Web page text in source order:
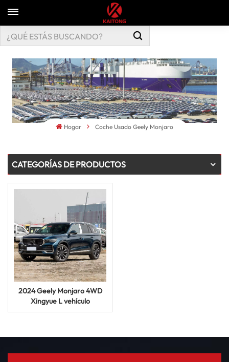
Hogar Coche Usado Geely Monjaro
CATEGORÍAS DE PRODUCTOS
2024 Geely Monjaro 4WD
Xingyue L vehículo
todoterreno de combustible